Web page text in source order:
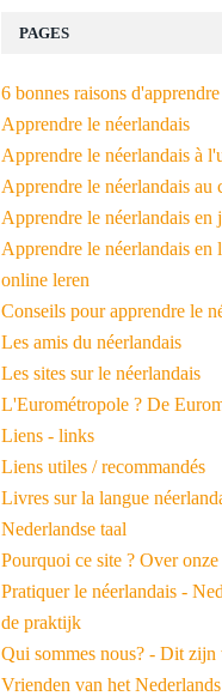
PAGES
6 bonnes raisons
Apprendre le néerlandais
Apprendre le néerlandais à
Apprendre le néerlandais au
Apprendre le néerlandais en
Apprendre le néerlandais en
online leren
Conseils pour apprendre le
Les amis du néerlandais
Les sites sur le néerlandais
L'Eurométropole ? De
Liens - links
Liens utiles / recommandés
Livres sur la langue
Nederlandse taal
Pourquoi ce site ? Over
Pratiquer le néerlandais -
de praktijk
Qui sommes nous? - Dit
Vrienden van het Nederlands